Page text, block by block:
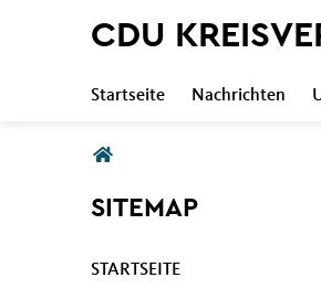
CDU
Startseite Nachrichten
Sie sind hier
SITEMAP
STARTSEITE